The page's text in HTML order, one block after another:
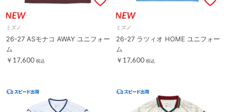
ミズノ
26-27 ASモナコ AWAY ユニフォー
ム
￥17,600 税込
ミズノ
26-27 ラツィオ HOME ユニフォー
ム
￥17,600 税込